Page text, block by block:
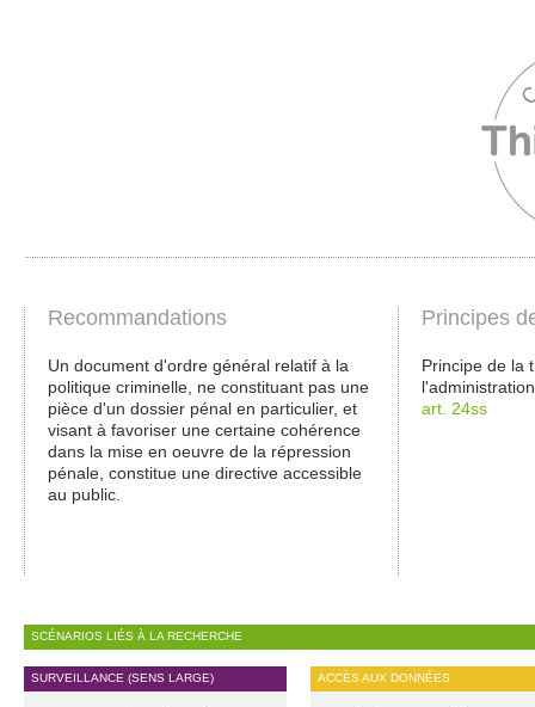
Recommandations
Un document d'ordre général relatif à la
politique criminelle, ne constituant pas une
pièce d'un dossier pénal en particulier, et
visant à favoriser une certaine cohérence
dans la mise en oeuvre de la répression
pénale, constitue une directive accessible
au public.
Principes
Principe de la
art. 24ss
SCÉNARIOS LIÉS À LA RECHERCHE
SURVEILLANCE (SENS LARGE) ACCÈS AUX DONNÉES